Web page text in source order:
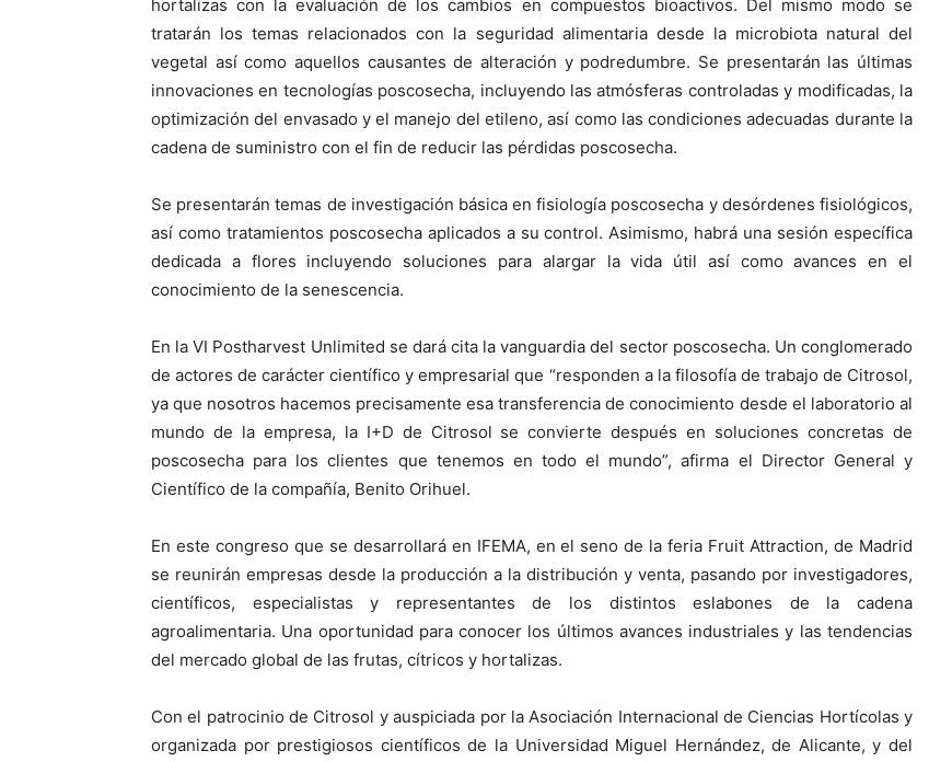
hortalizas con la evaluación de los cambios en compuestos bioactivos. Del mismo modo se
tratarán los temas relacionados con la seguridad alimentaria desde la microbiota natural del
vegetal así como aquellos causantes de alteración y podredumbre. Se presentarán las últimas
innovaciones en tecnologías poscosecha, incluyendo las atmósferas controladas y modificadas, la
optimización del envasado y el manejo del etileno, así como las condiciones adecuadas durante la
cadena de suministro con el fin de reducir las pérdidas poscosecha.
Se presentarán temas de investigación básica en fisiología poscosecha y desórdenes fisiológicos,
así como tratamientos poscosecha aplicados a su control. Asimismo, habrá una sesión específica
dedicada a flores incluyendo soluciones para alargar la vida útil así como avances en el
conocimiento de la senescencia.
En la VI Postharvest Unlimited se dará cita la vanguardia del sector poscosecha. Un conglomerado
de actores de carácter científico y empresarial que “responden a la filosofía de trabajo de Citrosol,
ya que nosotros hacemos precisamente esa transferencia de conocimiento desde el laboratorio al
mundo de la empresa, la I+D de Citrosol se convierte después en soluciones concretas de
poscosecha para los clientes que tenemos en todo el mundo”, afirma el Director General y
Científico de la compañía, Benito Orihuel.
En este congreso que se desarrollará en IFEMA, en el seno de la feria Fruit Attraction, de Madrid
se reunirán empresas desde la producción a la distribución y venta, pasando por investigadores,
científicos, especialistas y representantes de los distintos eslabones de la cadena
agroalimentaria. Una oportunidad para conocer los últimos avances industriales y las tendencias
del mercado global de las frutas, cítricos y hortalizas.
Con el patrocinio de Citrosol y auspiciada por la Asociación Internacional de Ciencias Hortícolas y
organizada por prestigiosos científicos de la Universidad Miguel Hernández, de Alicante, y del